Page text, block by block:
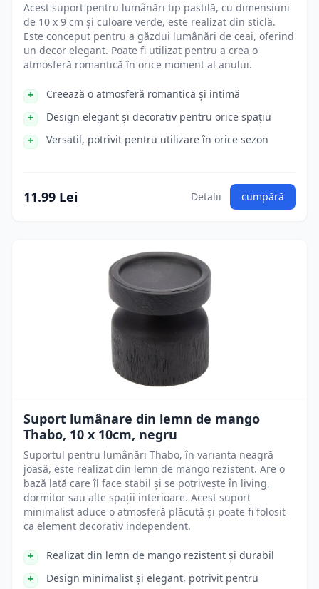
Acest suport pentru lumânări tip pastilă, cu dimensiuni
de 10 x 9 cm și culoare verde, este realizat din sticlă.
Este conceput pentru a găzdui lumânări de ceai, oferind
un decor elegant. Poate fi utilizat pentru a crea o
atmosferă romantică în orice moment al anului.
Creează o atmosferă romantică și intimă
Design elegant și decorativ pentru orice spațiu
Versatil, potrivit pentru utilizare în orice sezon
11.99 Lei Detalii cumpără
Suport lumânare din lemn de mango
Thabo, 10 x 10cm, negru
Suportul pentru lumânări Thabo, în varianta neagră
joasă, este realizat din lemn de mango rezistent. Are o
bază lată care îl face stabil și se potrivește în living,
dormitor sau alte spații interioare. Acest suport
minimalist aduce o atmosferă plăcută și poate fi folosit
ca element decorativ independent.
Realizat din lemn de mango rezistent și durabil
Design minimalist și elegant, potrivit pentru